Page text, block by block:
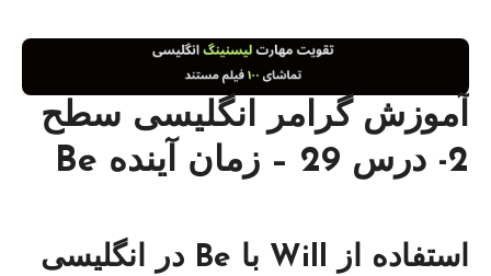
آموزش گرامر انگلیسی سطح
2- درس 29 – زمان آینده Be
استفاده از Will با Be در انگلیسی